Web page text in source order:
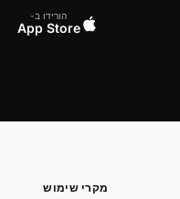
הורידו ב-
App Store
מקרי שימוש